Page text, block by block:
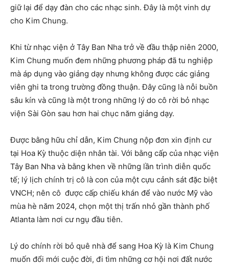
giữ lại để dạy đàn cho các nhạc sinh. Đây là một vinh dự
cho Kim Chung.
Khi từ nhạc viện ở Tây Ban Nha trở về đầu thập niên 2000,
Kim Chung muốn đem những phương pháp đã tu nghiệp
mà áp dụng vào giảng dạy nhưng không được các giảng
viên ghi ta trong trường đồng thuận. Đây cũng là nỗi buồn
sâu kín và cũng là một trong những lý do cô rời bỏ nhạc
viện Sài Gòn sau hơn hai chục năm giảng dạy.
Được bằng hữu chỉ dẫn, Kim Chung nộp đơn xin định cư
tại Hoa Kỳ thuộc diện nhân tài. Với bằng cấp của nhạc viện
Tây Ban Nha và bằng khen về những lần trình diễn quốc
tế; lý lịch chính trị cô là con của một cựu cảnh sát đặc biệt
VNCH; nên cô được cấp chiếu khán để vào nước Mỹ vào
mùa hè năm 2024, chọn một thị trấn nhỏ gần thành phố
Atlanta làm nơi cư ngụ đầu tiên.
Lý do chính rời bỏ quê nhà để sang Hoa Kỳ là Kim Chung
muốn đổi mới cuộc đời, đi tìm những cơ hội nơi đất nước